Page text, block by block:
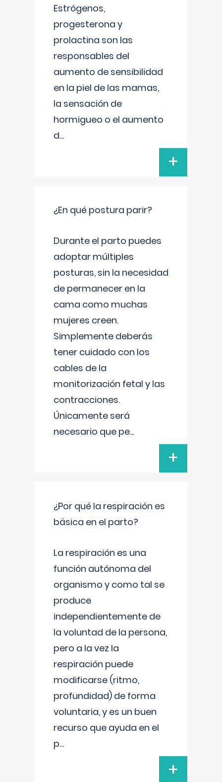
Estrógenos,
progesterona y
prolactina son las
responsables del
aumento de sensibilidad
en la piel de las mamas,
la sensación de
hormigueo o el aumento
d...
+
¿En qué postura parir?
Durante el parto puedes
adoptar múltiples
posturas, sin la necesidad
de permanecer en la
cama como muchas
mujeres creen.
Simplemente deberás
tener cuidado con los
cables de la
monitorización fetal y las
contracciones.
Únicamente será
necesario que pe...
+
¿Por qué la respiración es
básica en el parto?
La respiración es una
función autónoma del
organismo y como tal se
produce
independientemente de
la voluntad de la persona,
pero a la vez la
respiración puede
modificarse (ritmo,
profundidad) de forma
voluntaria, y es un buen
recurso que ayuda en el
p...
+